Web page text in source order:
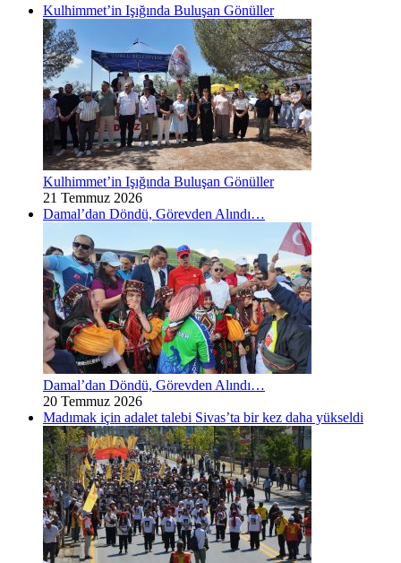
Kulhimmet’in Işığında Buluşan Gönüller
Kulhimmet’in Işığında Buluşan Gönüller
21 Temmuz 2026
Damal’dan Döndü, Görevden Alındı…
Damal’dan Döndü, Görevden Alındı…
20 Temmuz 2026
Madımak için adalet talebi Sivas’ta bir kez daha yükseldi